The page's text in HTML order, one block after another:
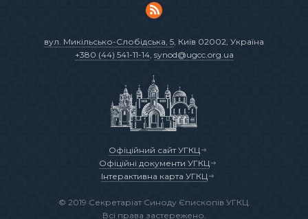
вул. Микільсько-Слобідська, 5, Київ 02002, Україна
+380 (44) 541-11-14, synod@ugcc.org.ua
Офіційний сайт УГКЦ
Офіційні документи УГКЦ
Інтерактивна карта УГКЦ
© 2019 Секретаріат Синоду Єпископів УГКЦ.
Всі права застережено.